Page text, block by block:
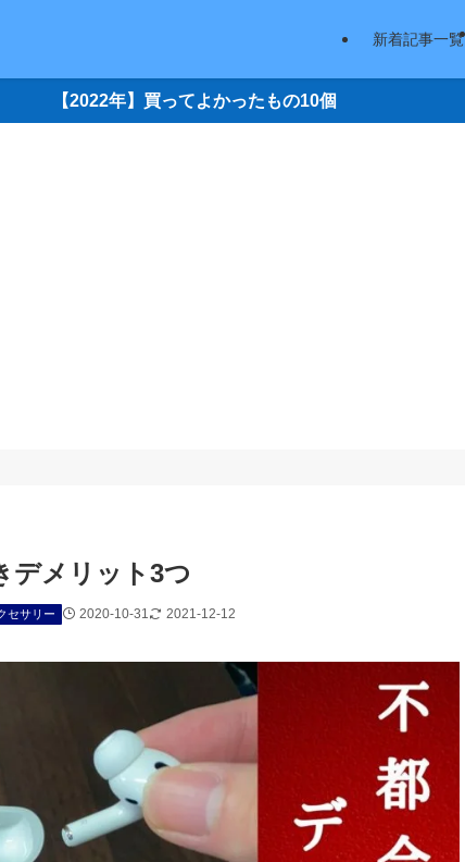
新着記事一覧
【2022年】買ってよかったもの10個
デメリット3つ
セサリー 2020-10-31 2021-12-12